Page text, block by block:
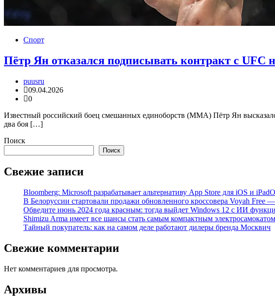
Спорт
Пётр Ян отказался подписывать контракт с UFC
puusru
09.04.2026
0
Известный российский боец смешанных единоборств (ММА) Пётр Ян
два боя […]
Поиск
Поиск
Свежие записи
Bloomberg: Microsoft разрабатывает альтернативу App Store для iOS и
В Белоруссии стартовали продажи обновленного кроссовера Voyah Free
Обведите июнь 2024 года красным: тогда выйдет Windows 12 с ИИ
Shimizu Arma имеет все шансы стать самым компактным
Тайный покупатель: как на самом деле работают дилеры бренда Москвич
Свежие комментарии
Нет комментариев для просмотра.
Архивы